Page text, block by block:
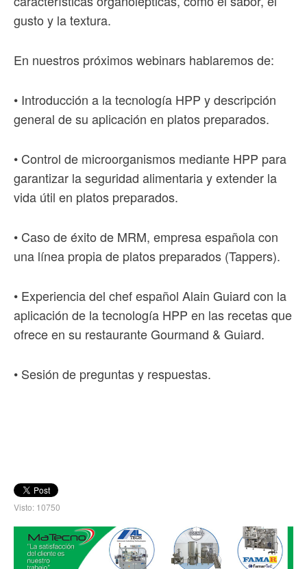
gusto y la textura.
En nuestros próximos webinars hablaremos de:
• Introducción a la tecnología HPP y descripción
general de su aplicación en platos preparados.
• Control de microorganismos mediante HPP para
garantizar la seguridad alimentaria y extender la
vida útil en platos preparados.
• Caso de éxito de MRM, empresa española con
una línea propia de platos preparados (Tappers).
• Experiencia del chef español Alain Guiard con la
aplicación de la tecnología HPP en las recetas que
ofrece en su restaurante Gourmand & Guiard.
• Sesión de preguntas y respuestas.
Visto: 10750